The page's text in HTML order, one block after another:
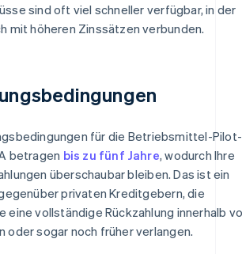
sind oft viel schneller verfügbar, in der
mit höheren Zinssätzen verbunden.
für die Betriebsmittel-Pilot-
betragen bis zu fünf Jahre, wodurch Ihre
überschaubar bleiben. Das ist ein
privaten Kreditgebern, die
eine vollständige Rückzahlung innerhalb
oder sogar noch früher verlangen.